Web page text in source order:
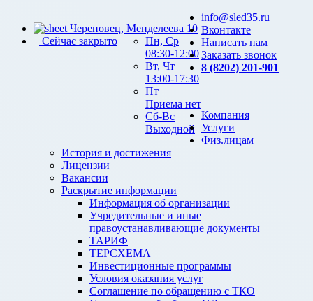
Череповец, Менделеева 10
Сейчас закрыто
Пн, Ср
08:30-12:00
Вт, Чт
13:00-17:30
Пт
Приема нет
Сб-Вс
Выходной
info@sled35.ru
Вконтакте
Написать нам
Заказать звонок
8 (8202) 201-901
Компания
История и достижения
Лицензии
Вакансии
Раскрытие информации
Информация об организации
Учредительные и иные
правоустанавливающие документы
ТАРИФ
ТЕРСХЕМА
Инвестиционные программы
Условия оказания услуг
Соглашение по обращению с ТКО
Услуги
Физ.лицам